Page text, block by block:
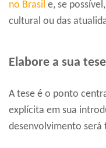
no Brasil e, se
cultural ou das
Elabore a sua tese
A tese é o ponto
explícita em sua
desenvolvimento será